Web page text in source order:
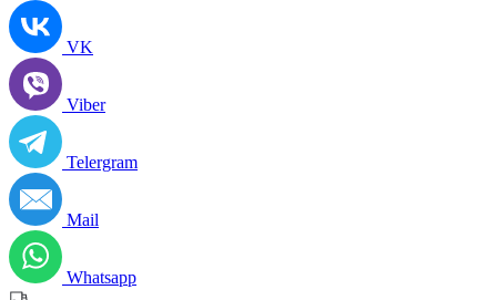
VK
Viber
Telergram
Mail
Whatsapp